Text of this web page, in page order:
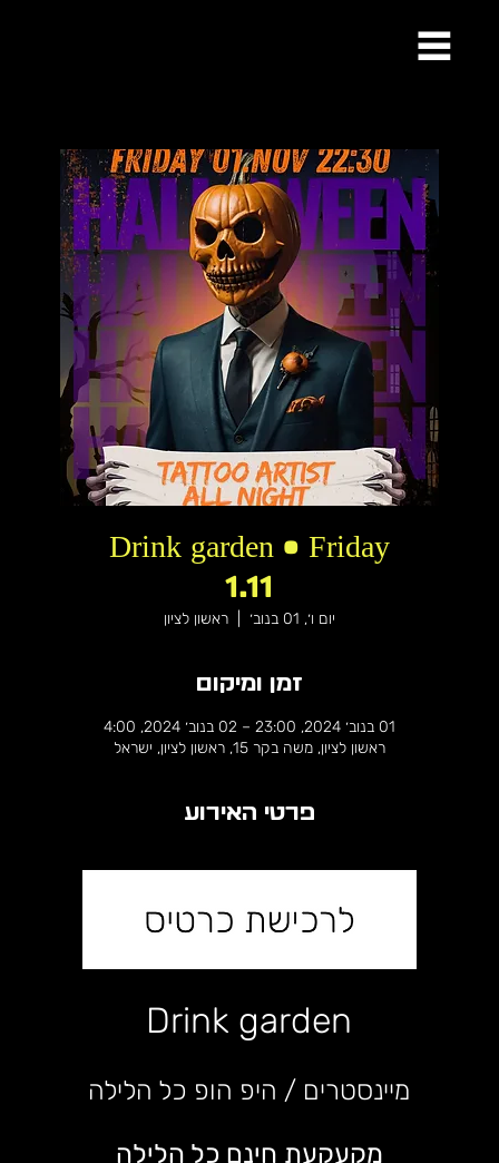
Drink garden • Friday
1.11
יום ו׳, 01 בנוב׳
  |
ראשון לציון
זמן ומיקום
01 בנוב׳ 2024, 23:00 – 02 בנוב׳ 2024, 4:00
ראשון לציון, משה בקר 15, ראשון לציון, ישראל
פרטי האירוע
Drink garden
מיינסטרים / היפ הופ כל הלילה
מקעקעת חינם כל הלילה